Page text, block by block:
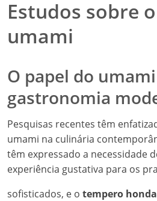
Estudos sobre
umami
O papel do
gastronomia
Pesquisas recentes têm
umami na culinária
têm expressado a necessidade
experiência gustativa para os
sofisticados, e o tempero